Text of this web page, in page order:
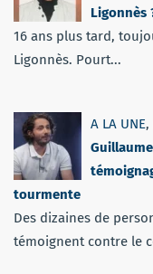
Ligonnès
16 ans plus tard,
Ligonnès. Pourt...
A LA UNE,
tourmente
Des dizaines de
témoignent contre le